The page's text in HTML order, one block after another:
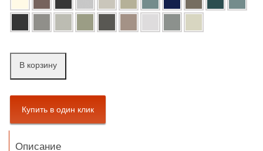
В корзину
Описание